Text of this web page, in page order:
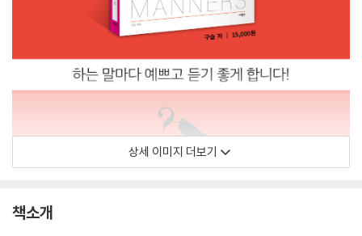
상세 이미지 더보기
책소개